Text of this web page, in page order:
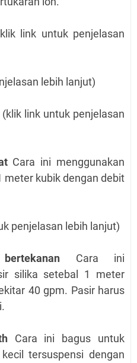
link untuk penjelasan
lebih lanjut)
(klik link untuk penjelasan
Cara ini menggunakan
meter kubik dengan debit
penjelasan lebih lanjut)
Cara ini
silika setebal 1 meter
40 gpm. Pasir harus
Cara ini bagus untuk
tersuspensi dengan